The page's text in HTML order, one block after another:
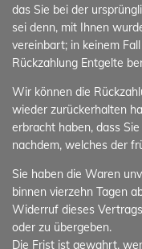
das Sie bei der
sei denn, mit Ihnen
vereinbart; in keinem
Rückzahlung Entgelte
Wir können die
wieder zurückerhalten
erbracht haben, dass
nachdem, welches der
Sie haben die Waren
binnen vierzehn Tagen
Widerruf dieses
oder zu übergeben.
Die Frist ist gewahrt,